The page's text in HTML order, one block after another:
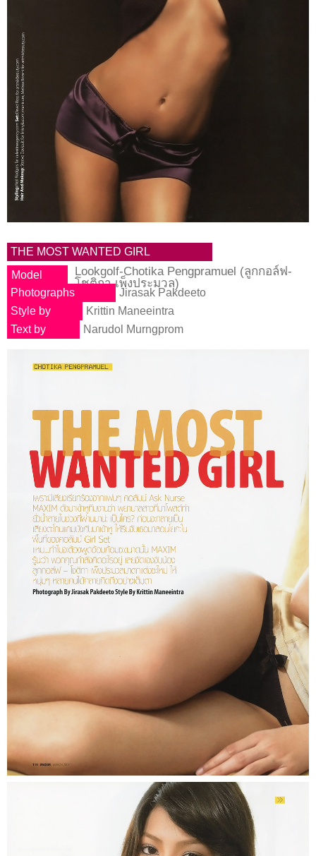
THE MOST WANTED GIRL
Model
Lookgolf-Chotika Pengpramuel (ลูกกอล์ฟ-
โชติกา เพ็งประมวล)
Photographs
Jirasak Pakdeeto
Style by
Krittin Maneeintra
Text by
Narudol Murngprom